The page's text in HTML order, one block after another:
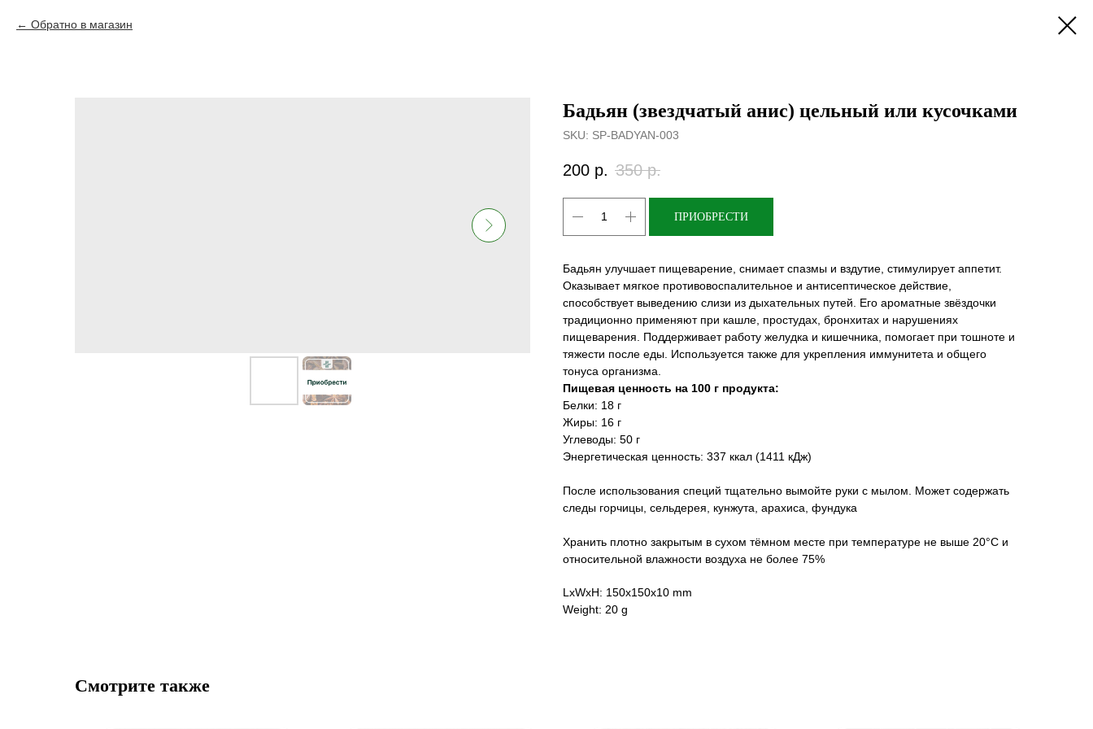
Обратно в магазин
Бадьян (звездчатый анис) цельный или кусочками
SKU: SP-BADYAN-003
200 р. 350 р.
ПРИОБРЕСТИ
Бадьян улучшает пищеварение, снимает спазмы и вздутие, стимулирует аппетит.
Оказывает мягкое противовоспалительное и антисептическое действие,
способствует выведению слизи из дыхательных путей. Его ароматные звёздочки
традиционно применяют при кашле, простудах, бронхитах и нарушениях
пищеварения. Поддерживает работу желудка и кишечника, помогает при тошноте и
тяжести после еды. Используется также для укрепления иммунитета и общего
тонуса организма.
Пищевая ценность на 100 г продукта:
Белки: 18 г
Жиры: 16 г
Углеводы: 50 г
Энергетическая ценность: 337 ккал (1411 кДж)
После использования специй тщательно вымойте руки с мылом. Может содержать
следы горчицы, сельдерея, кунжута, арахиса, фундука
Хранить плотно закрытым в сухом тёмном месте при температуре не выше 20°С и
относительной влажности воздуха не более 75%
LxWxH: 150x150x10 mm
Weight: 20 g
Смотрите также